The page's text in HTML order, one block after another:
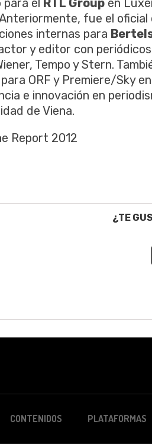
fue el
internas para
y editor con
Tempo y Stern.
ORF y Premiere/Sky
e innovación en
de Viena.
Report 2012
¿TE
CONTENIDOS PLATAFORMAS